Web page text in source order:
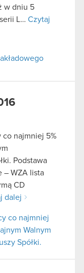
w dniu 5
L… Czytaj
co najmniej 5%
Podstawa
– WZA lista
CD
dalej
co najmniej
Walnym
Spółki.